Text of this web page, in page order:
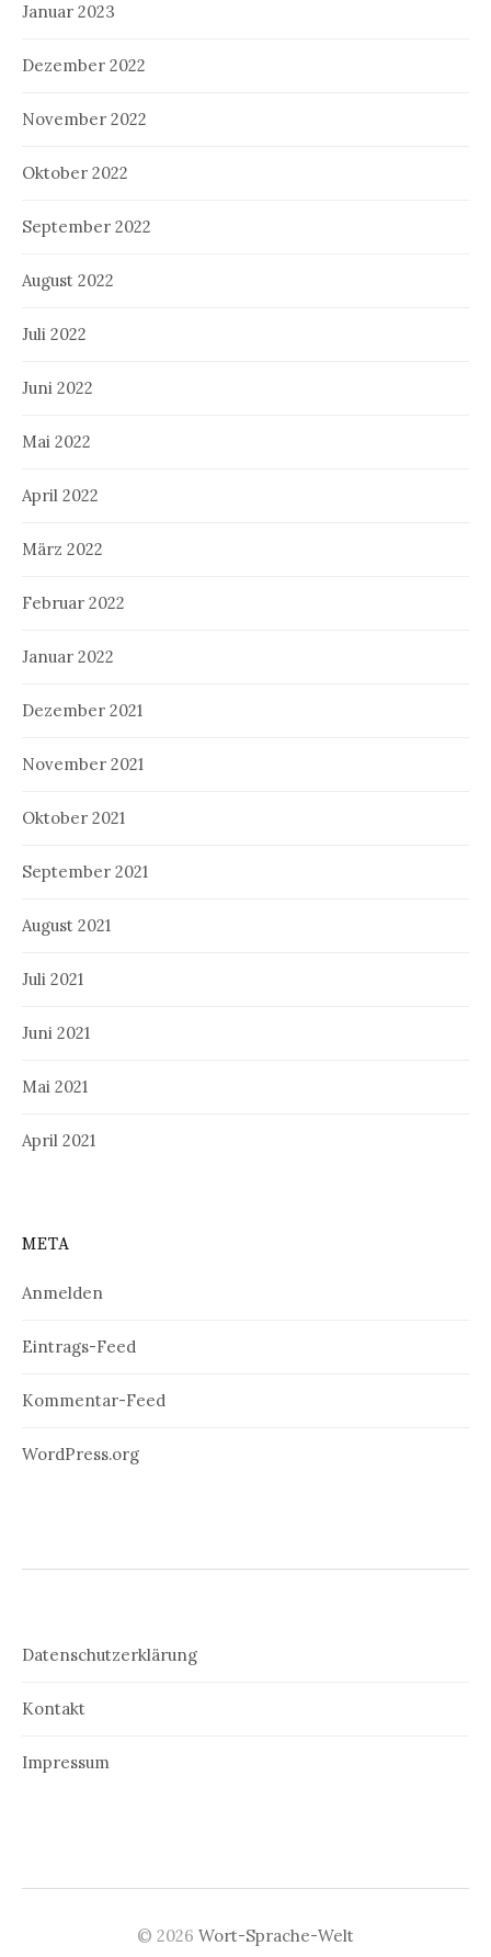
Januar 2023
Dezember 2022
November 2022
Oktober 2022
September 2022
August 2022
Juli 2022
Juni 2022
Mai 2022
April 2022
März 2022
Februar 2022
Januar 2022
Dezember 2021
November 2021
Oktober 2021
September 2021
August 2021
Juli 2021
Juni 2021
Mai 2021
April 2021
META
Anmelden
Eintrags-Feed
Kommentar-Feed
WordPress.org
Datenschutzerklärung
Kontakt
Impressum
© 2026 Wort-Sprache-Welt